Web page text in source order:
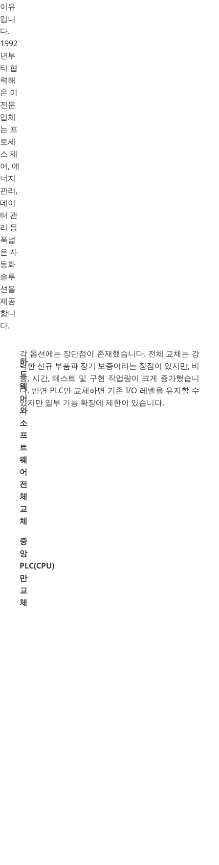
이유
입니
다.
1992
년부
터 협
력해
온 이
전문
업체
는 프
로세
스 제
어, 에
너지
관리,
데이
터 관
리 등
폭넓
은 자
동화
솔루
션을
제공
합니
다.
하
드
웨
어
와
소
프
트
웨
어
전
체
교
체
중
앙
PLC(CPU)
만
교
체
각 옵션에는 장단점이 존재했습니다. 전체 교체는 강
력한 신규 부품과 장기 보증이라는 장점이 있지만, 비
용, 시간, 테스트 및 구현 작업량이 크게 증가했습니
다. 반면 PLC만 교체하면 기존 I/O 레벨을 유지할 수
있지만 일부 기능 확장에 제한이 있습니다.